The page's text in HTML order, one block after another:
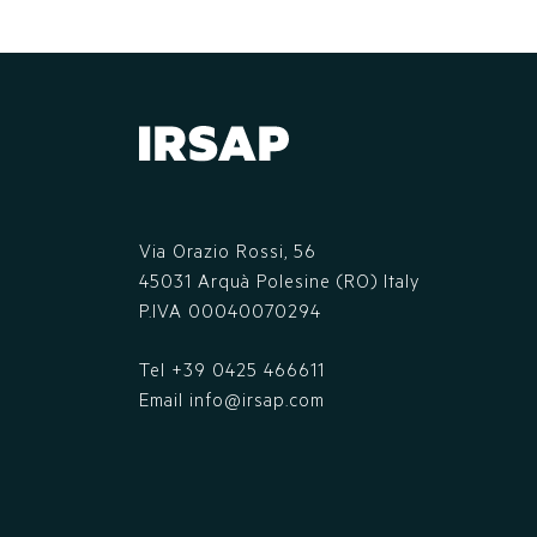
Via Orazio Rossi, 56
45031 Arquà Polesine (RO) Italy
P.IVA 00040070294
Tel +39 0425 466611
Email info@irsap.com